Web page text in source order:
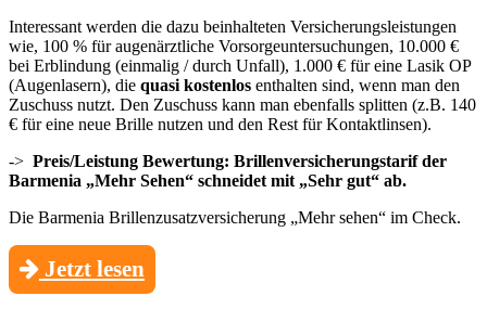
Interessant werden die dazu beinhalteten Versicherungsleistungen
wie, 100 % für augenärztliche Vorsorgeuntersuchungen, 10.000 €
bei Erblindung (einmalig / durch Unfall), 1.000 € für eine Lasik OP
(Augenlasern), die quasi kostenlos enthalten sind, wenn man den
Zuschuss nutzt. Den Zuschuss kann man ebenfalls splitten (z.B. 140
€ für eine neue Brille nutzen und den Rest für Kontaktlinsen).
-> Preis/Leistung Bewertung: Brillenversicherungstarif der
Barmenia „Mehr Sehen“ schneidet mit „Sehr gut“ ab.
Die Barmenia Brillenzusatzversicherung „Mehr sehen“ im Check.
Jetzt lesen